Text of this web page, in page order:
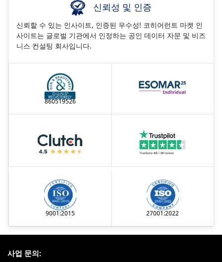
신뢰성 및 인증
신뢰할 수 있는 인사이트, 인증된 우수성! 코히어런트 마켓 인
사이트는 글로벌 기관에서 인정하는 공인 데이터 자문 및 비즈
니스 컨설팅 회사입니다.
860519526
9001:2015 27001:2022
사업 문의: